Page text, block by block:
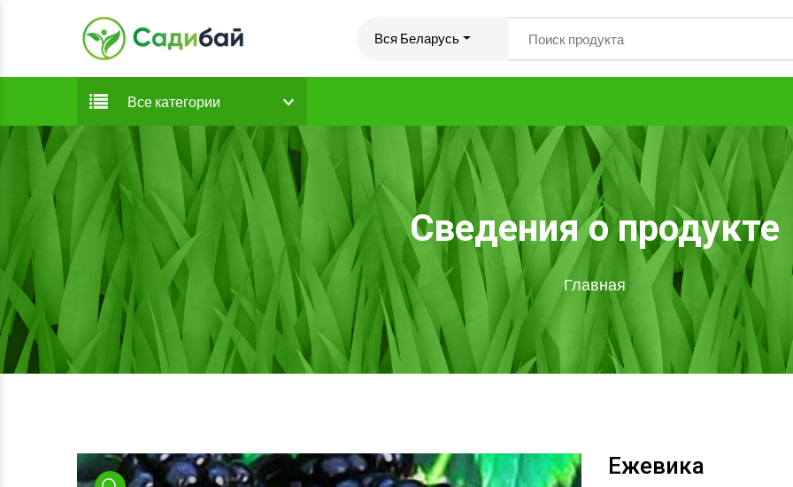
Вся Беларусь
Все категории
Сведения о продукте
Главная
Ежевика